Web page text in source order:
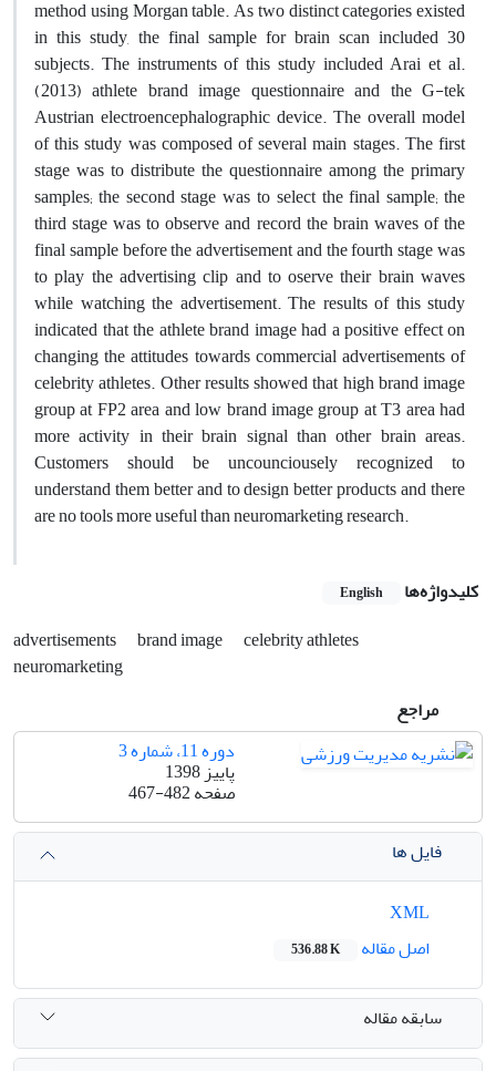
method using Morgan table. As two distinct categories existed
in this study, the final sample for brain scan included 30
subjects. The instruments of this study included Arai et al.
(2013) athlete brand image questionnaire and the G-tek
Austrian electroencephalographic device. The overall model
of this study was composed of several main stages. The first
stage was to distribute the questionnaire among the primary
samples; the second stage was to select the final sample; the
third stage was to observe and record the brain waves of the
final sample before the advertisement and the fourth stage was
to play the advertising clip and to oserve their brain waves
while watching the advertisement. The results of this study
indicated that the athlete brand image had a positive effect on
changing the attitudes towards commercial advertisements of
celebrity athletes. Other results showed that high brand image
group at FP2 area and low brand image group at T3 area had
more activity in their brain signal than other brain areas.
Customers should be uncounciousely recognized to
understand them better and to design better products and there
are no tools more useful than neuromarketing research.
کلیدواژه‌ها English
advertisements brand image
celebrity athletes
neuromarketing
مراجع
دوره 11، شماره 3
پاییز 1398
صفحه467-482
فایل ها
اصل مقاله
536.88 K
سابقه مقاله